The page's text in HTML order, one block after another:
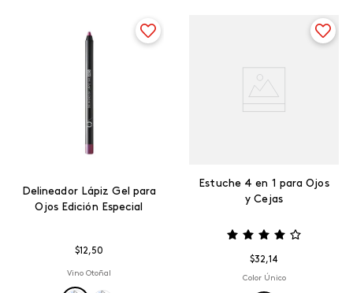
Delineador Lápiz Gel para
Ojos Edición Especial
$12,50
Vino Otoñal
Estuche 4 en 1 para Ojos
y Cejas
$32,14
Color Único